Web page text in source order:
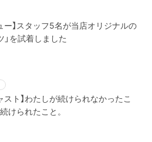
ー】スタッフ5名が当店オリジナルの
」を試着しました
スト】わたしが続けられなかったこ
けられたこと。